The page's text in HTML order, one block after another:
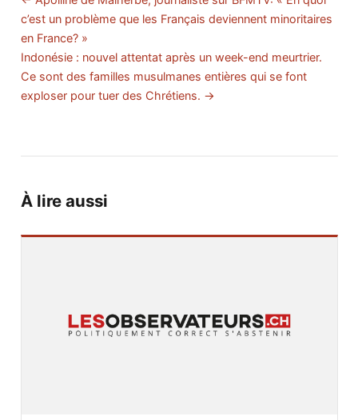
c’est un problème que les Français deviennent minoritaires
en France? »
Indonésie : nouvel attentat après un week-end meurtrier.
Ce sont des familles musulmanes entières qui se font
exploser pour tuer des Chrétiens. →
À lire aussi